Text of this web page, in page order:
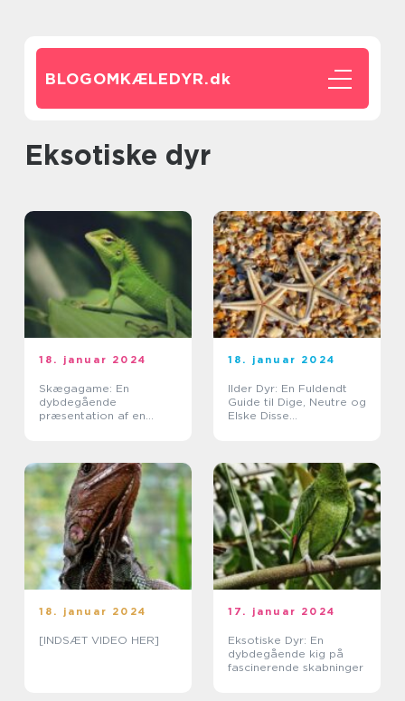
BLOGOMKÆLEDYR.dk
Eksotiske dyr
18. januar 2024
Skægagame: En
dybdegående
præsentation af en
18. januar 2024
Ilder Dyr: En Fuldendt
Guide til Dige, Neutre og
Elske Disse
18. januar 2024
[INDSÆT VIDEO HER]
17. januar 2024
Eksotiske Dyr: En
dybdegående kig på
fascinerende skabninger